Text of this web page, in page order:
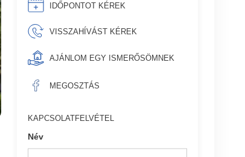
IDŐPONTOT KÉREK
VISSZAHÍVÁST KÉREK
AJÁNLOM EGY ISMERŐSÖMNEK
MEGOSZTÁS
KAPCSOLATFELVÉTEL
Név